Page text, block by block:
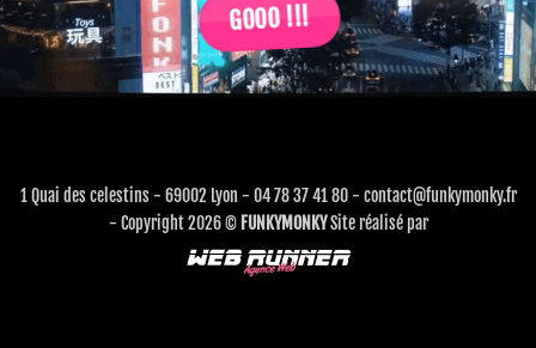
GOOO !!!
1 Quai des celestins - 69002 Lyon - 04 78 37 41 80 - contact@funkymonky.fr
- Copyright 2026 © FUNKYMONKYSite réalisé par